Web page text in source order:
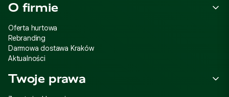
O firmie
Oferta hurtowa
Rebranding
Darmowa dostawa Kraków
Aktualności
Twoje prawa